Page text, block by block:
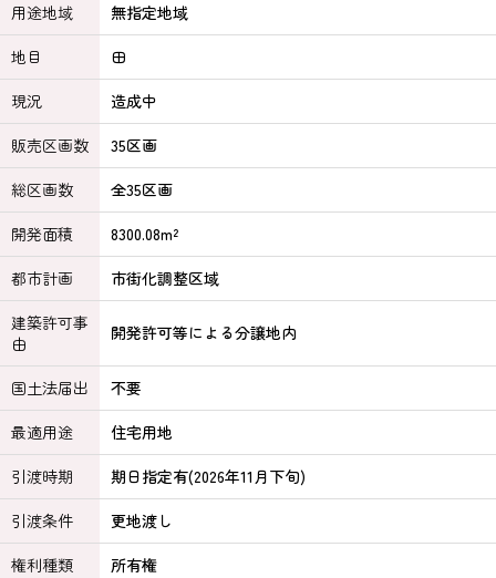
用途地域
無指定地域
地目
田
現況
造成中
販売区画数
35区画
総区画数
全35区画
開発面積
8300.08m²
都市計画
市街化調整区域
建築許可事
由
開発許可等による分譲地内
国土法届出
不要
最適用途
住宅用地
引渡時期
期日指定有(2026年11月下旬)
引渡条件
更地渡し
権利種類
所有権